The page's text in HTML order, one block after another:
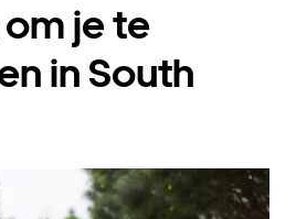
je te
in South